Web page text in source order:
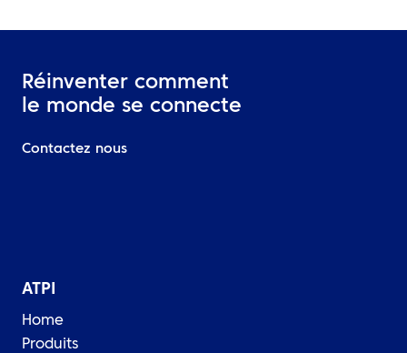
Réinventer comment
le monde se connecte
Contactez nous
ATPI
Home
Produits